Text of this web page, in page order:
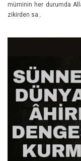
müminin her durumda
zikirden sa..